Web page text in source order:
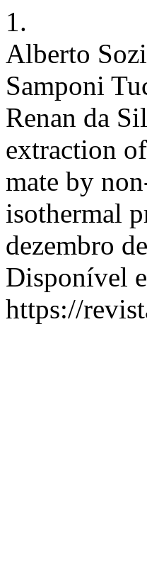
1.
Alberto
Samponi
Renan da
extraction
mate by
isothermal
dezembro
Disponível
https://